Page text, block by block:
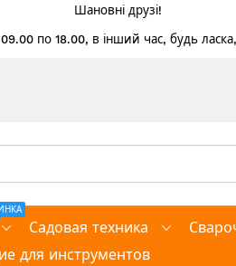
Шановні друзі!
по 18.00, в інший час, будь
Садовая техника
для инструментов